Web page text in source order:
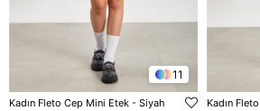
11
Kadın Fleto Cep Mini Etek - Siyah